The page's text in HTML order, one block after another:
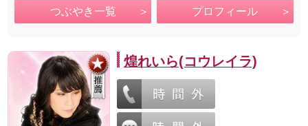
つぶやき一覧 プロフィール
煌れいら(コウレイラ)